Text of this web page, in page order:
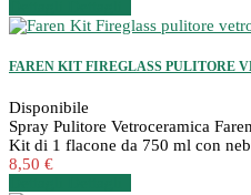
FAREN KIT FIREGLASS PULITORE
Disponibile
Spray Pulitore Vetroceramica Faren
Kit di 1 flacone da 750 ml con
8,50 €